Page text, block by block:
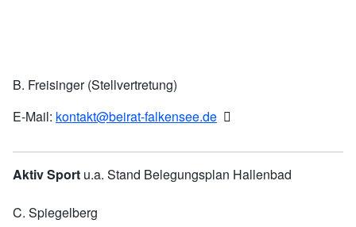
B. Freisinger (Stellvertretung)
E-Mail: kontakt@beirat-falkensee.de
Aktiv Sport u.a. Stand Belegungsplan Hallenbad
C. Spiegelberg